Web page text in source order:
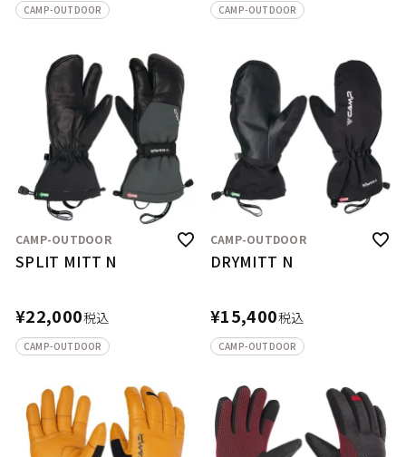
CAMP-OUTDOOR CAMP-OUTDOOR
CAMP-OUTDOOR
SPLIT MITT N
¥22,000税込
CAMP-OUTDOOR
CAMP-OUTDOOR
DRYMITT N
¥15,400税込
CAMP-OUTDOOR